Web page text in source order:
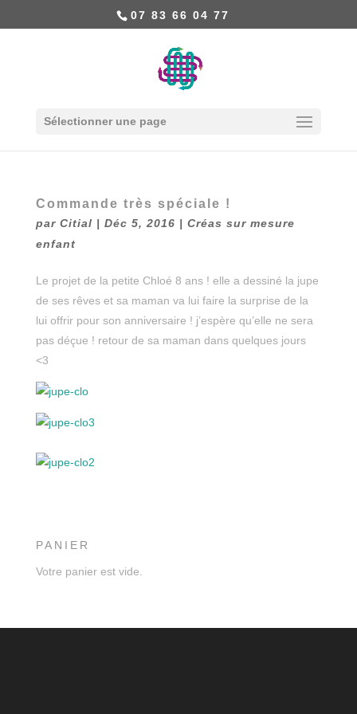
07 83 66 04 77
Sélectionner une page
Commande très spéciale !
par Citial | Déc 5, 2016 | Créas sur mesure
enfant
Le projet de la petite Chloé 8 ans ! elle a dessiné la jupe
de ses rêves et sa maman va lui faire la surprise de la
lui offrir pour son anniversaire ! j’espère qu’elle ne sera
pas déçue ! retour de sa maman dans quelques jours
<3
PANIER
Votre panier est vide.